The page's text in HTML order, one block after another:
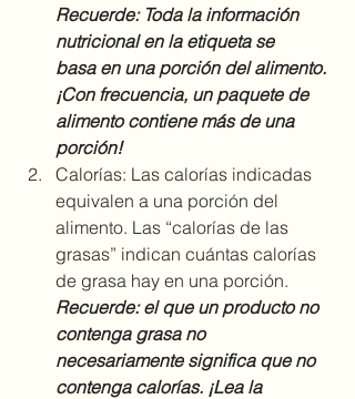
Recuerde: Toda la información
nutricional en la etiqueta se
basa en una porción del alimento.
¡Con frecuencia, un paquete de
alimento contiene más de una
porción!
Calorías: Las calorías indicadas
equivalen a una porción del
alimento. Las “calorías de las
grasas” indican cuántas calorías
de grasa hay en una porción.
Recuerde: el que un producto no
contenga grasa no
necesariamente significa que no
contenga calorías. ¡Lea la